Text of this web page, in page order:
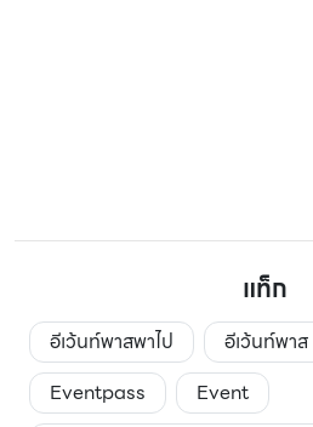
แท็ก
อีเว้นท์พาสพาไป อีเว้นท์พาส
Eventpass
Event